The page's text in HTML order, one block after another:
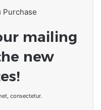
Purchase
mailing
new
consectetur.